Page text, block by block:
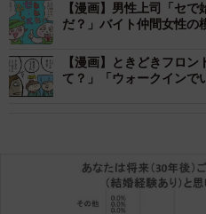
【漫画】男性上司「セ
だ？」バイト仲間女性の
【漫画】ときどきフロ
て？」「ウォークインで